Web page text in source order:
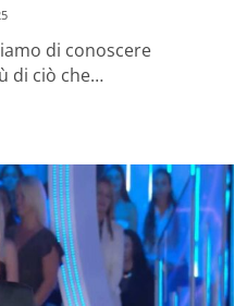
di conoscere
di ciò che…